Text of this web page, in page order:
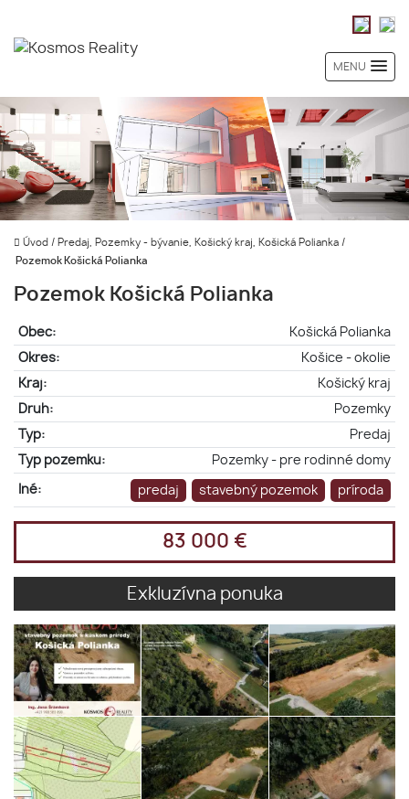
MENU
Úvod / Predaj, Pozemky - bývanie, Košický kraj, Košická Polianka /
Pozemok Košická Polianka
Pozemok Košická Polianka
Obec:
Košická Polianka
Okres:
Košice - okolie
Kraj:
Košický kraj
Druh:
Pozemky
Typ:
Predaj
Typ pozemku:
Pozemky - pre rodinné domy
Iné: predaj stavebný pozemok príroda
83 000 €
Exkluzívna ponuka